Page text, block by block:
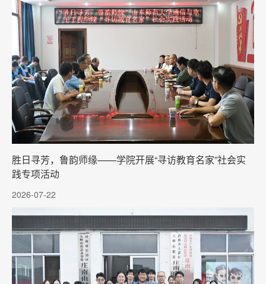
胜日寻芳，鲁韵师缘——学院开展“寻访教育名家”社会实
践专项活动
2026-07-22